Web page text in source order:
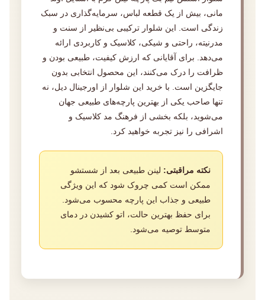
مانی، بیش از یک قطعه لباس، سرمایه‌گذاری در سبک
زندگی است. این شلوار ترکیبی بی‌نظیر از سنت و
مدرنیته، راحتی و شیکی، کلاسیک و کاربردی ارائه
می‌دهد. برای آقایانی که ارزش کیفیت، طبیعی بودن و
ظرافت را درک می‌کنند، این محصول انتخابی بدون
جایگزین است. با خرید این شلوار از اورجینال دیل، نه
تنها صاحب یکی از بهترین پارچه‌های طبیعی جهان
می‌شوید، بلکه بخشی از فرهنگ مد کلاسیک و
اشرافی را نیز تجربه خواهید کرد.
نکته مراقبتی: لینن طبیعی بعد از شستشو
ممکن است کمی چروک شود که این ویژگی
طبیعی و جذاب این پارچه محسوب می‌شود.
برای حفظ بهترین حالت، اتو کشیدن در دمای
متوسط توصیه می‌شود.